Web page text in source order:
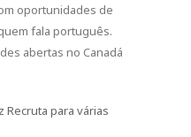
oportunidades de
fala português.
abertas no Canadá
Recruta para várias